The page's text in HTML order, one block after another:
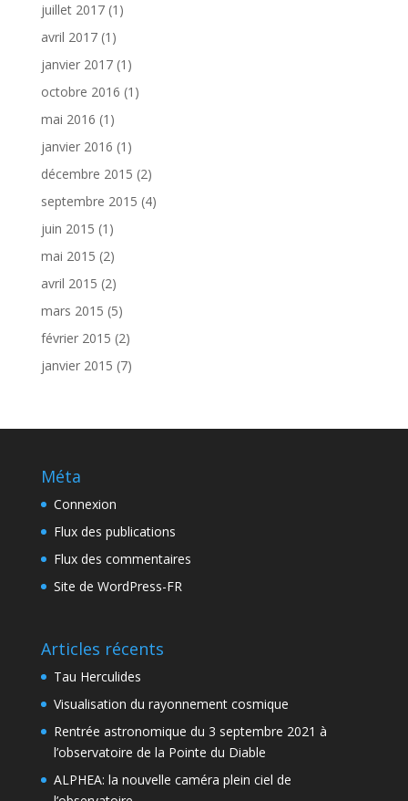
juillet 2017(1)
avril 2017(1)
janvier 2017(1)
octobre 2016 (1)
mai 2016 (1)
janvier 2016 (1)
décembre 2015 (2)
septembre 2015 (4)
juin 2015 (1)
mai 2015 (2)
avril 2015 (2)
mars 2015 (5)
février 2015 (2)
janvier 2015 (7)
Méta
Connexion
Flux des publications
Flux des commentaires
Site de WordPress-FR
Articles récents
Tau Herculides
Visualisation du rayonnement cosmique
Rentrée astronomique du 3 septembre 2021 à
l’observatoire de la Pointe du Diable
ALPHEA: la nouvelle caméra plein ciel de